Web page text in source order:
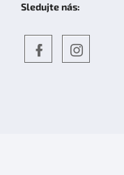
Sledujte nás: